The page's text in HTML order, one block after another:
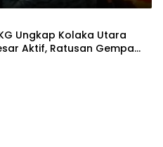
Ungkap Kolaka Utara
Aktif, Ratusan Gempa